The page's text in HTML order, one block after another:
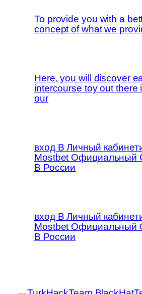
To provide you with a
concept of what we
Here, you will discover
intercourse toy out there
our
вход В Личный
Mostbet Официальный
В России
вход В Личный
Mostbet Официальный
В России